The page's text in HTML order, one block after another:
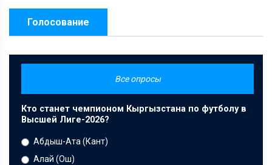
Голосование
Все опросы
Кто станет чемпионом Кыргызстана по футболу в
Высшей Лиге-2026?
Абдыш-Ата (Кант)
Алай (Ош)